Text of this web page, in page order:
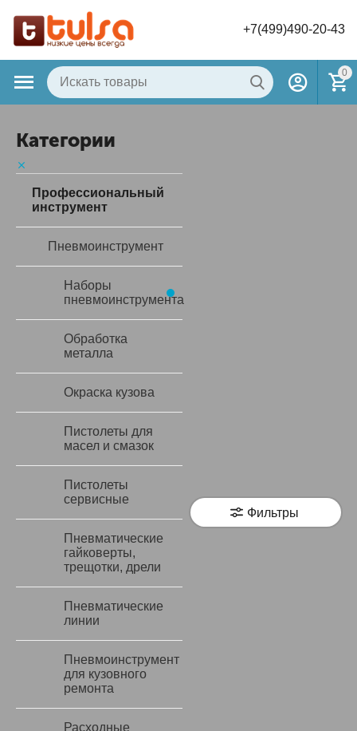
+7(499)490-20-43
0
Категории
Профессиональный
инструмент
Пневмоинструмент
Наборы
пневмоинструмента
Обработка
металла
Окраска кузова
Пистолеты для
масел и смазок
Пистолеты
сервисные
Пневматические
гайковерты,
трещотки, дрели
Пневматические
линии
Пневмоинструмент
для кузовного
ремонта
Расходные
Фильтры